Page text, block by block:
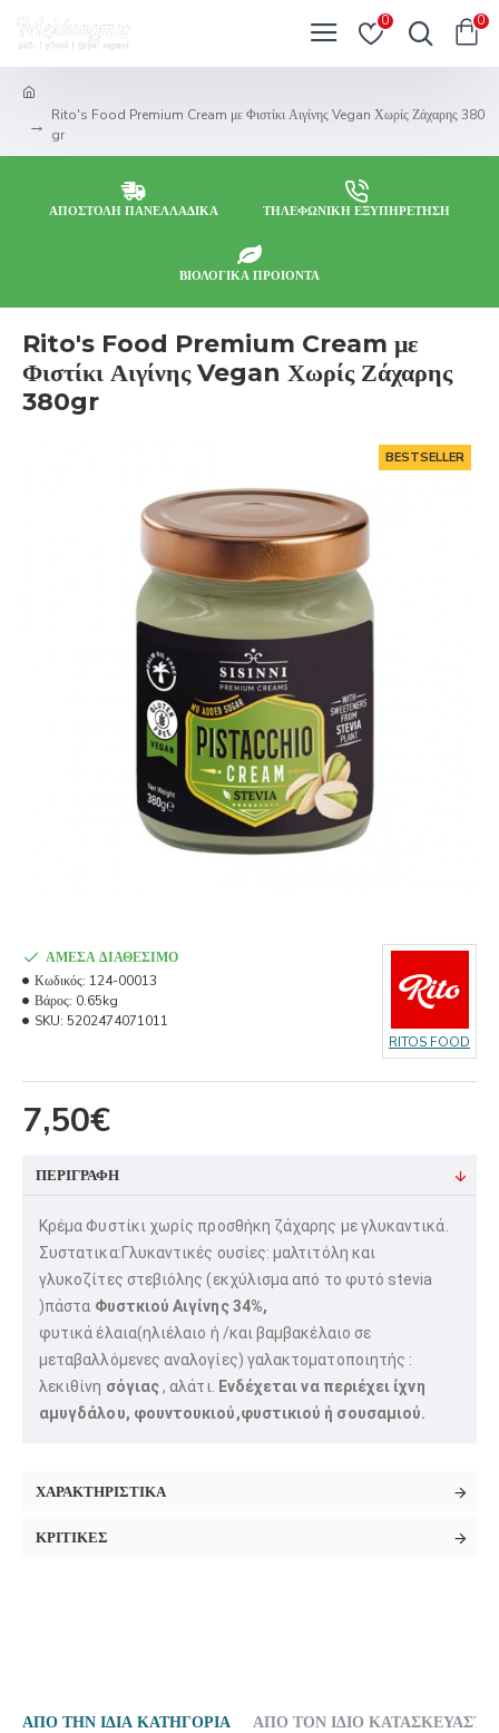
0 0
Rito's Food Premium Cream με Φιστίκι Αιγίνης Vegan Χωρίς Ζάχαρης 380
gr
ΑΠΟΣΤΟΛΗ ΠΑΝΕΛΛΑΔΙΚΑ ΤΗΛΕΦΩΝΙΚΗ ΕΞΥΠΗΡΕΤΗΣΗ
ΒΙΟΛΟΓΙΚΑ ΠΡΟΙΟΝΤΑ
Rito's Food Premium Cream με
Φιστίκι Αιγίνης Vegan Χωρίς Ζάχαρης
380gr
BESTSELLER
7,50€
ΆΜΕΣΑ ΔΙΑΘΈΣΙΜΟ
Κωδικός: 124-00013
Βάρος: 0.65kg
SKU: 5202474071011
RITOS FOOD
ΠΕΡΙΓΡΑΦΗ
Κρέμα Φυστίκι χωρίς προσθήκη ζάχαρης με γλυκαντικά.
Συστατικα:Γλυκαντικές ουσίες: μαλτιτόλη και
γλυκοζίτες στεβιόλης (εκχύλισμα από το φυτό stevia
)πάστα Φυστκιού Αιγίνης 34%,
φυτικά έλαια(ηλιέλαιο ή /και βαμβακέλαιο σε
μεταβαλλόμενες αναλογίες) γαλακτοματοποιητής :
λεκιθίνη σόγιας, αλάτι.
Ενδέχεται να περιέχει ίχνη
αμυγδάλου, φουντουκιού,φυστικιού ή σουσαμιού.
ΧΑΡΑΚΤΗΡΙΣΤΙΚΑ
ΚΡΙΤΙΚΕΣ
ΑΠΟ ΤΗΝ ΙΔΙΑ ΚΑΤΗΓΟΡΙΑ ΑΠΟ ΤΟΝ ΙΔΙΟ ΚΑΤΑΣΚΕΥΑΣΤΗ